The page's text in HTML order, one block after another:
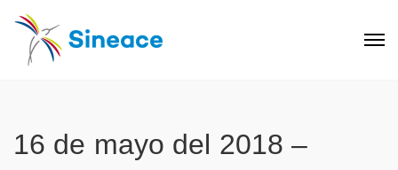
16 de mayo del 2018 –